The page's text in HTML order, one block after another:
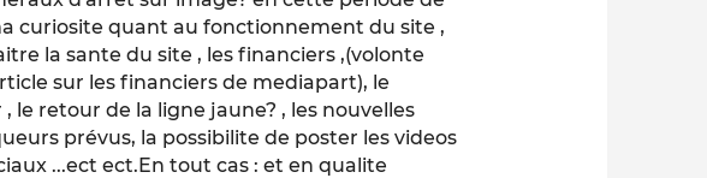
curiosite quant au fonctionnement du site ,
la sante du site , les financiers ,(volonte
sur les financiers de mediapart), le
le retour de la ligne jaune? , les nouvelles
prévus, la possibilite de poster les videos
...ect ect.En tout cas : et en qualite